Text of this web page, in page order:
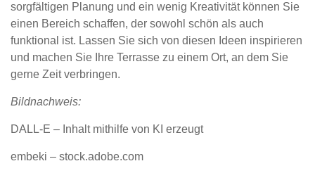
sorgfältigen Planung und ein wenig Kreativität können Sie
einen Bereich schaffen, der sowohl schön als auch
funktional ist. Lassen Sie sich von diesen Ideen inspirieren
und machen Sie Ihre Terrasse zu einem Ort, an dem Sie
gerne Zeit verbringen.
Bildnachweis:
DALL-E – Inhalt mithilfe von KI erzeugt
embeki – stock.adobe.com